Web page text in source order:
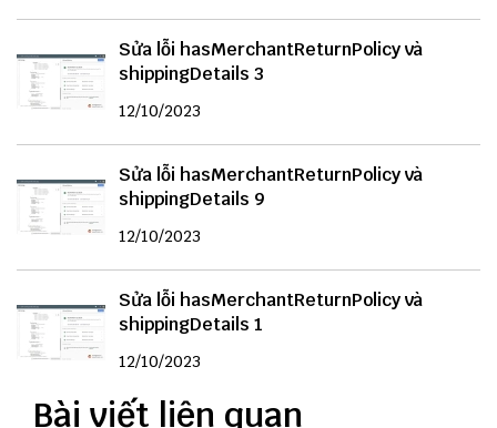
Sửa lỗi hasMerchantReturnPolicy và
shippingDetails 3
12/10/2023
Sửa lỗi hasMerchantReturnPolicy và
shippingDetails 9
12/10/2023
Sửa lỗi hasMerchantReturnPolicy và
shippingDetails 1
12/10/2023
Bài viết liên quan